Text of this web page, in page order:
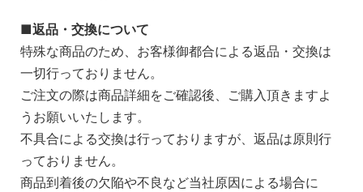
返品・交換について
特殊な商品のため、お客様御都合による返品・交換は
一切行っておりません。
ご注文の際は商品詳細をご確認後、ご購入頂きますよ
うお願いいたします。
不具合による交換は行っておりますが、返品は原則行
っておりません。
商品到着後の欠陥や不良など当社原因による場合に